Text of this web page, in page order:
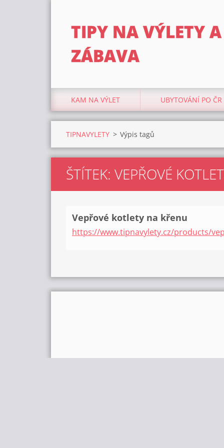
TIPY NA VÝLETY A
ZÁBAVA
KAM NA VÝLET UBYTOVÁNÍ PO ČR
TIPNAVYLETY > Výpis tagů
ŠTÍTEK: VEPŘOVÉ
Vepřové kotlety na křenu
https://www.tipnavylety.cz/products/